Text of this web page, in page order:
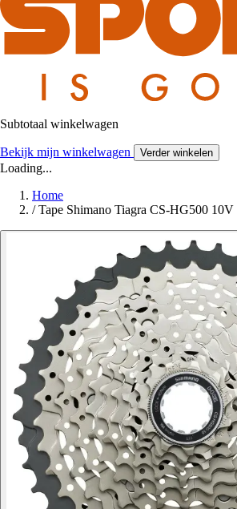
Subtotaal winkelwagen
Bekijk mijn winkelwagen Verder winkelen
Loading...
Home
/ Tape Shimano Tiagra CS-HG500 10V